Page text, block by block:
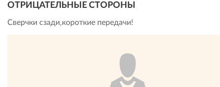
ОТРИЦАТЕЛЬНЫЕ СТОРОНЫ
Сверчки сзади,короткие передачи!